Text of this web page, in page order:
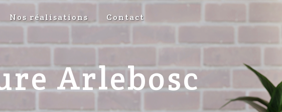
Nos réalisations Contact
Arlebosc